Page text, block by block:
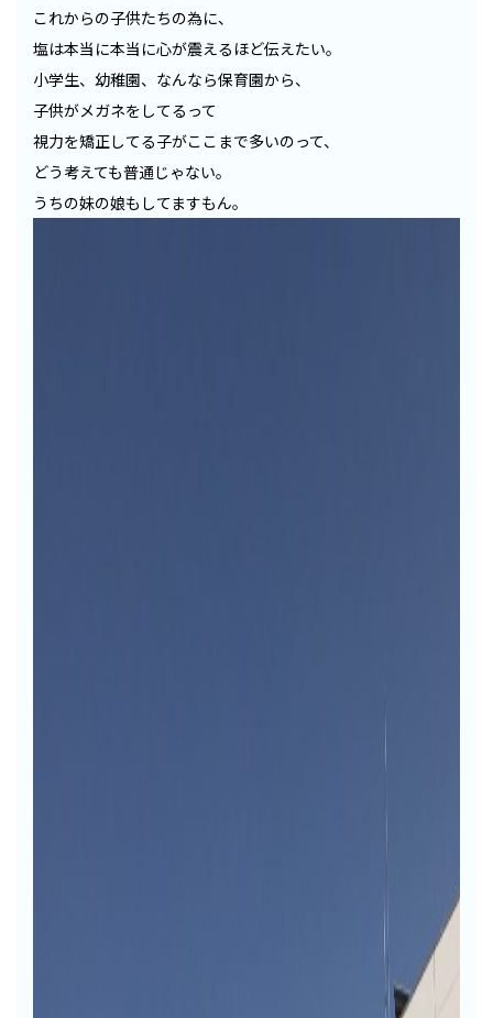
これからの子供たちの為に、
塩は本当に本当に心が震えるほど伝えたい。
小学生、幼稚園、なんなら保育園から、
子供がメガネをしてるって
視力を矯正してる子がここまで多いのって、
どう考えても普通じゃない。
うちの妹の娘もしてますもん。